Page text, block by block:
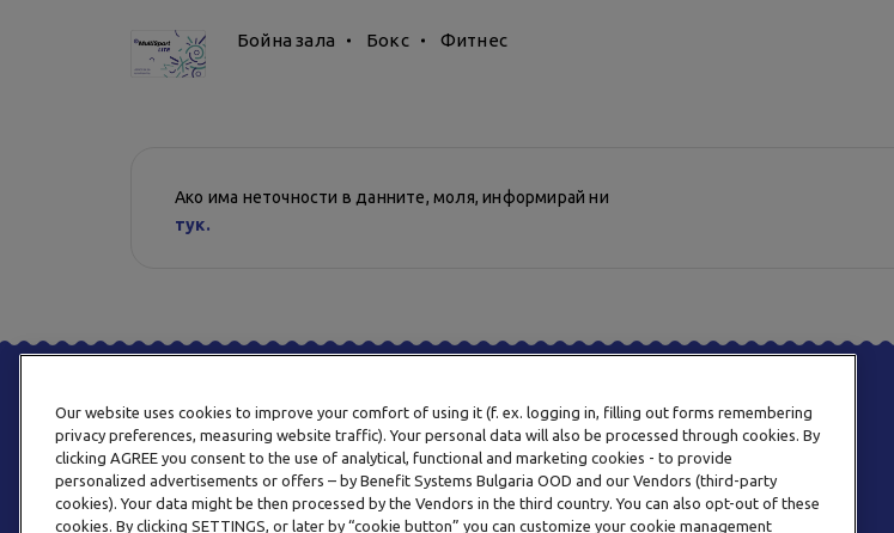
Бойна зала Бокс Фитнес
Ако има неточности в данните, моля, информирай ни
тук.
Our website uses cookies to improve your comfort of using it (f. ex. logging in, filling out forms remembering
privacy preferences, measuring website traffic). Your personal data will also be processed through cookies. By
clicking AGREE you consent to the use of analytical, functional and marketing cookies - to provide
personalized advertisements or offers – by Benefit Systems Bulgaria OOD and our Vendors (third-party
cookies). Your data might be then processed by the Vendors in the third country. You can also opt-out of these
cookies. By clicking SETTINGS, or later by “cookie button” you can customize your cookie management